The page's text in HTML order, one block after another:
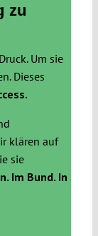
zu
Um sie
Dieses
klären auf
sie
Im Bund. In